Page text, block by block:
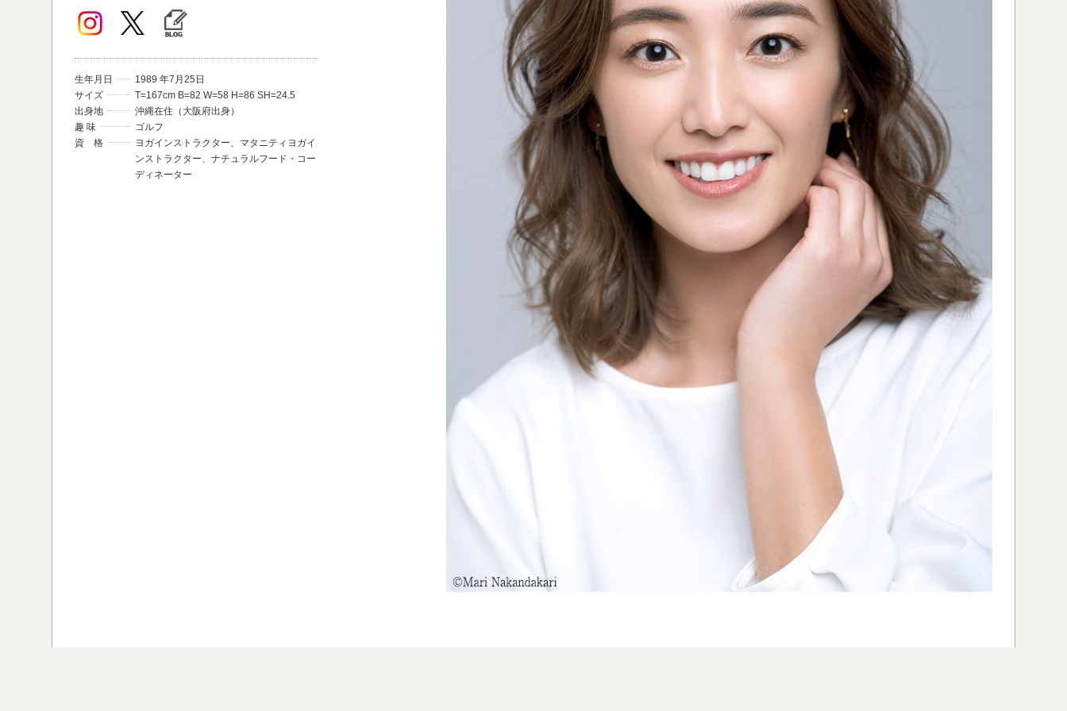
生年月日
1989 年7月25日
サイズ
T=167cm B=82 W=58 H=86 SH=24.5
出身地
沖縄在住（大阪府出身）
趣 味
ゴルフ
資 格
ヨガインストラクター、マタニティヨガイ
ンストラクター、ナチュラルフード・コー
ディネーター